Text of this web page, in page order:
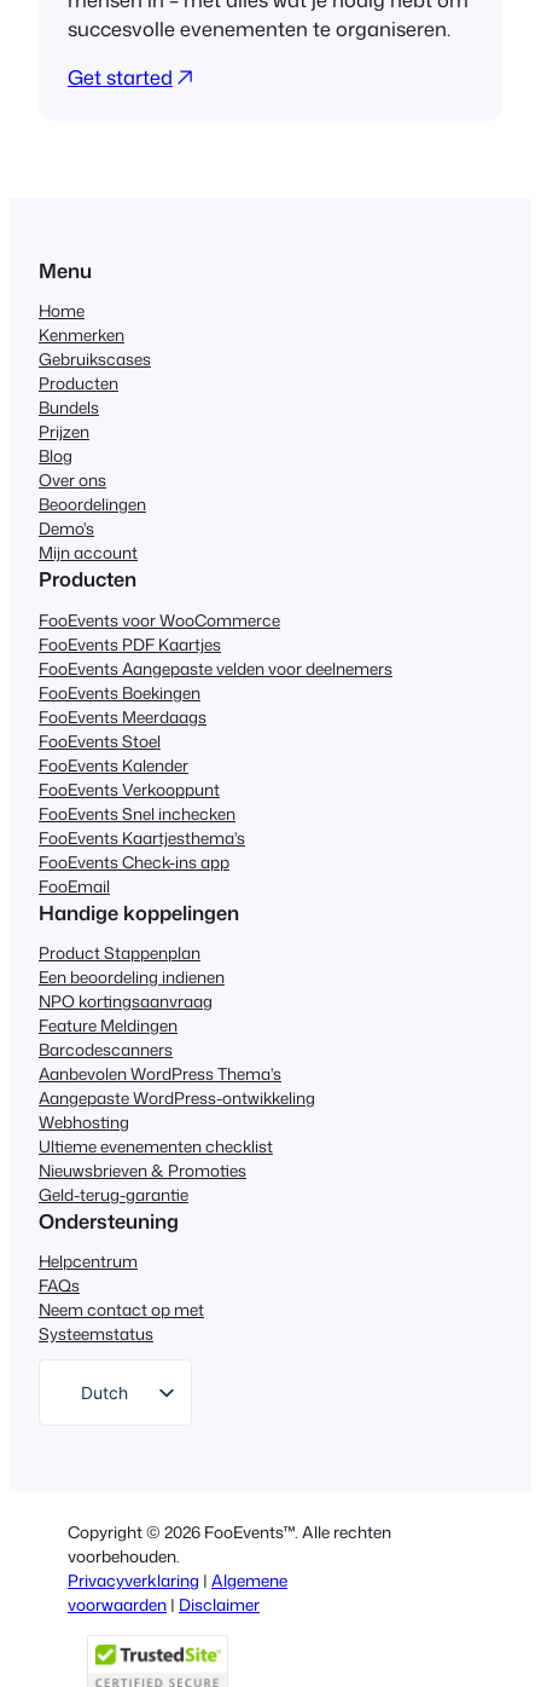
succesvolle evenementen te organiseren.
Get started
Menu
Home
Kenmerken
Gebruikscases
Producten
Bundels
Prijzen
Blog
Over ons
Beoordelingen
Demo's
Mijn account
Producten
FooEvents voor WooCommerce
FooEvents PDF Kaartjes
FooEvents Aangepaste velden voor deelnemers
FooEvents Boekingen
FooEvents Meerdaags
FooEvents Stoel
FooEvents Kalender
FooEvents Verkooppunt
FooEvents Snel inchecken
FooEvents Kaartjesthema's
FooEvents Check-ins app
FooEmail
Handige koppelingen
Product Stappenplan
Een beoordeling indienen
NPO kortingsaanvraag
Feature Meldingen
Barcodescanners
Aanbevolen WordPress Thema's
Aangepaste WordPress-ontwikkeling
Webhosting
Ultieme evenementen checklist
Nieuwsbrieven & Promoties
Geld-terug-garantie
Ondersteuning
Helpcentrum
FAQs
Neem contact op met
Systeemstatus
Dutch
Italian
Portuguese
French
Polish
Copyright © 2026 FooEvents™. Alle rechten
voorbehouden.
Privacyverklaring | Algemene
voorwaarden | Disclaimer